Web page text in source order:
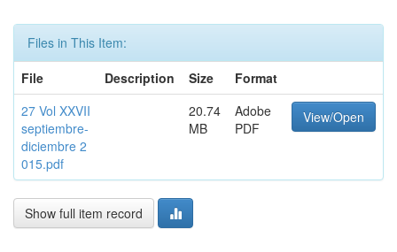
Files in This Item:
File
Description Size
Format
27 Vol XXVII
septiembre-
diciembre 2
015.pdf
20.74
MB
Adobe
PDF
View/Open
Show full item record